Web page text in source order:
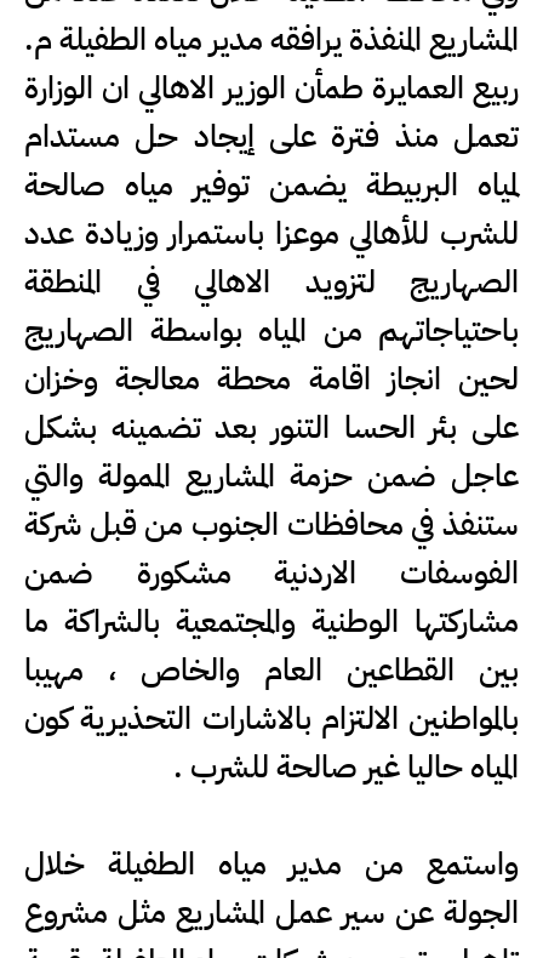
المشاريع المنفذة يرافقه مدير مياه الطفيلة م.
ربيع العمايرة طمأن الوزير الاهالي ان الوزارة
تعمل منذ فترة على إيجاد حل مستدام
لمياه البربيطة يضمن توفير مياه صالحة
للشرب للأهالي موعزا باستمرار وزيادة عدد
الصهاريج لتزويد الاهالي في المنطقة
باحتياجاتهم من المياه بواسطة الصهاريج
لحين انجاز اقامة محطة معالجة وخزان
على بئر الحسا التنور بعد تضمينه بشكل
عاجل ضمن حزمة المشاريع الممولة والتي
ستنفذ في محافظات الجنوب من قبل شركة
الفوسفات الاردنية مشكورة ضمن
مشاركتها الوطنية والمجتمعية بالشراكة ما
بين القطاعين العام والخاص ، مهيبا
بالمواطنين الالتزام بالاشارات التحذيرية كون
المياه حاليا غير صالحة للشرب .
واستمع من مدير مياه الطفيلة خلال
الجولة عن سير عمل المشاريع مثل مشروع